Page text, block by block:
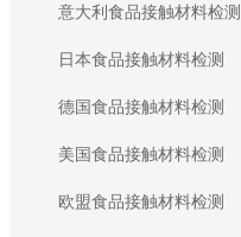
意大利食品接触材料检测
日本食品接触材料检测
德国食品接触材料检测
美国食品接触材料检测
欧盟食品接触材料检测